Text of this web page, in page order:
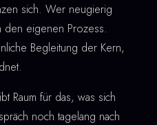
sich. Wer neugierig
eigenen Prozess.
Begleitung der Kern,
Raum für das, was sich
noch tagelang nach